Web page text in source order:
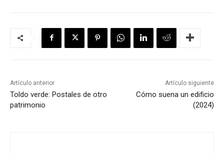
Artículo anterior
Toldo verde: Postales de otro
patrimonio
Artículo siguiente
Cómo suena un edificio
(2024)